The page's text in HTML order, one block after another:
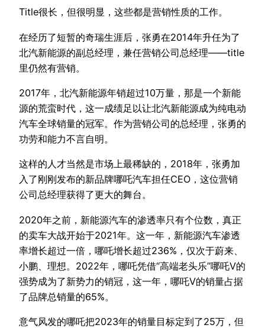
Title很长，但很明显，这些都是营销性质的工作。
在经历了短暂的奇瑞生涯后，张勇在2014年升任为了
北汽新能源的副总经理，兼任营销公司总经理——title
里仍然有营销。
2017年，北汽新能源年销超过10万量，那是一个新能
源的荒蛮时代，这一成绩足以让北汽新能源成为纯电动
汽车全球销量的冠军。作为营销公司的总经理，张勇的
功劳和能力不言自明。
这样的人才当然是市场上最稀缺的，2018年，张勇加
入了刚刚发布的新品牌哪吒汽车担任CEO，这位营销
公司总经理获得了更大的舞台。
2020年之前，新能源汽车的渗透率只有个位数，真正
的卖车大战开始于2021年。这一年，新能源汽车渗透
率增长超过一倍，哪吒增长超过236%，仅次于蔚来、
小鹏、理想。2022年，哪吒凭借“高端老头乐”哪吒V的
强势成为了新势力的销冠，这一年，哪吒V的销量占据
了品牌总销量的65%。
意气风发的哪吒把2023年的销量目标定到了25万，但